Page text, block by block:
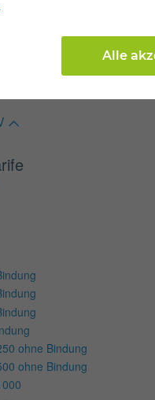
Alle
ohne Bindung
ohne Bindung